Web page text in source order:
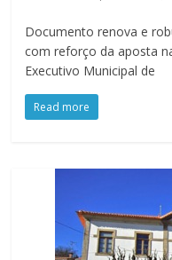
Documento renova e
com reforço da aposta
Executivo Municipal de
Read more